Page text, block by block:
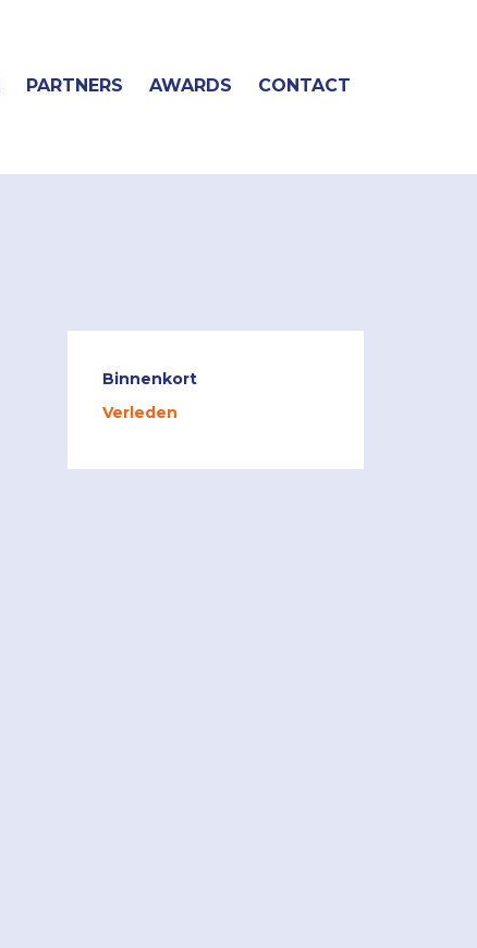
PARTNERS AWARDS CONTACT
Binnenkort
Verleden